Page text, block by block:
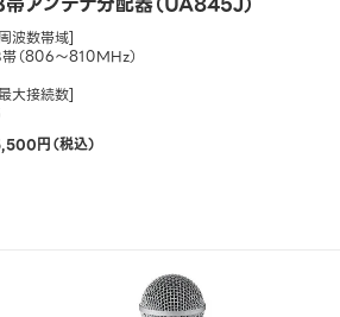
波数帯域]
（806～810MHz）
大接続数]
円（税込）